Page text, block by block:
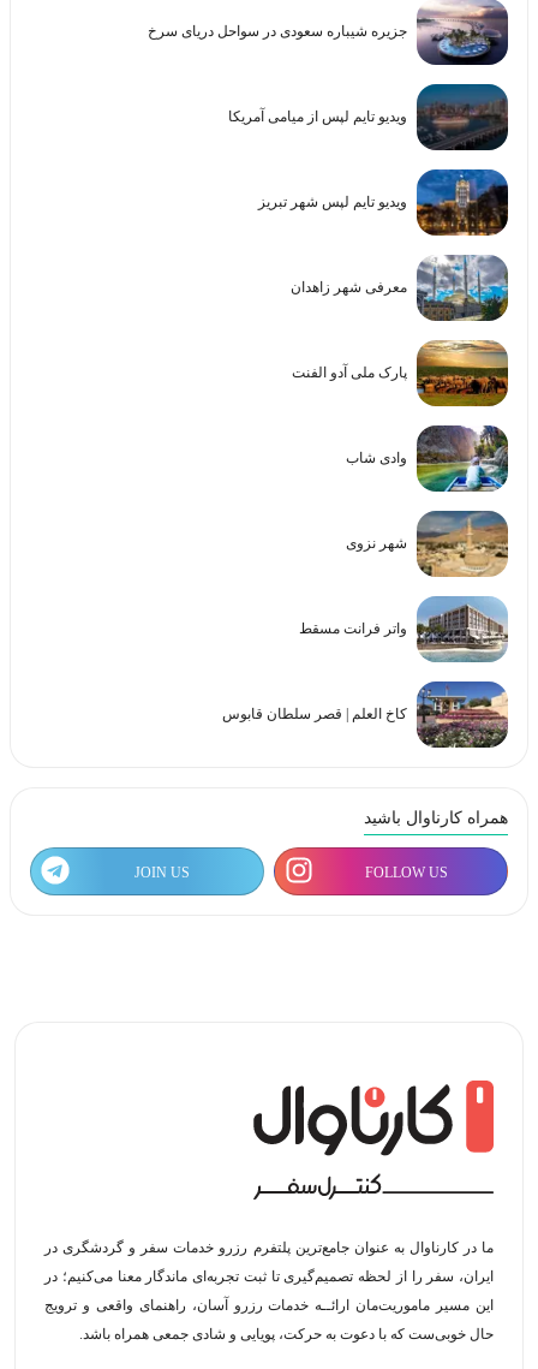
جزیره شیباره سعودی در سواحل دریای سرخ
ویدیو تایم لپس از میامی آمریکا
ویدیو تایم لپس شهر تبریز
معرفی شهر زاهدان
پارک ملی آدو الفنت
وادی شاب
شهر نزوی
واتر فرانت مسقط
کاخ العلم | قصر سلطان قابوس
همراه کارناوال باشید
FOLLOW US
JOIN US
ما در کارناوال به عنوان جامع‌ترین پلتفرم رزرو خدمات سفر و گردشگری در
ایران، سفر را از لحظه‌ تصمیم‌گیری تا ثبت تجربه‌ای ماندگار معنا می‌کنیم؛ در
این مسیر‍ ماموریت‌مان اراﺋــﻪ خدمات رزرو آسان، راهنمای واقعی و ترویج
حال خوبی‌ست که با دعوت به حرکت، پویایی و شادی جمعی همراه باشد.